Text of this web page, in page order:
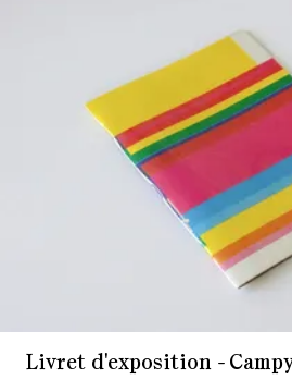
Livret d'exposition -